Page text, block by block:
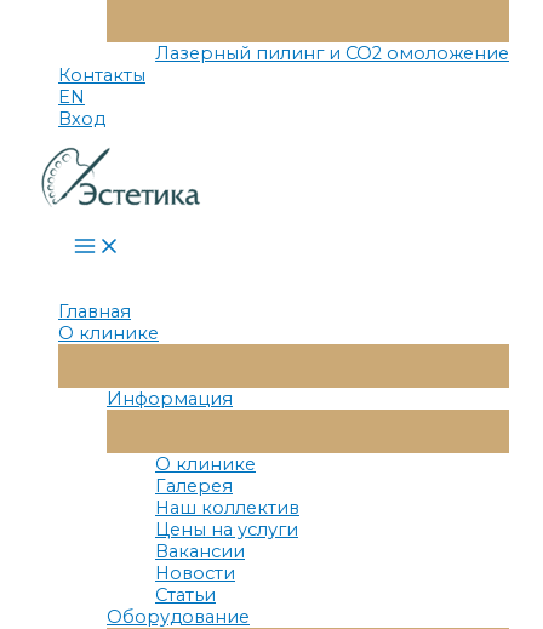
Меню
Лазерный пилинг и СО2 омоложение
Контакты
EN
Вход
Main
Menu
Главная
О клинике
Меню
Информация
Меню
О клинике
Галерея
Наш коллектив
Цены на услуги
Вакансии
Новости
Статьи
Оборудование